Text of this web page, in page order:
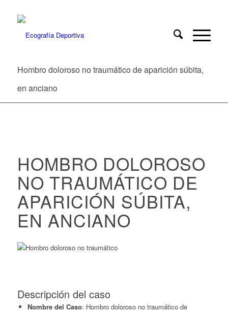
Hombro doloroso no traumático de aparición súbita,
en anciano
HOMBRO DOLOROSO
NO TRAUMÁTICO DE
APARICIÓN SÚBITA,
EN ANCIANO
Descripción del caso
Nombre del Caso: Hombro doloroso no traumático de